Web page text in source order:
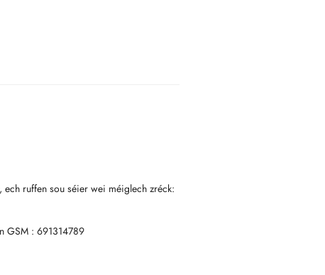
ruffen sou séier wei méiglech zréck:
GSM : 691314789